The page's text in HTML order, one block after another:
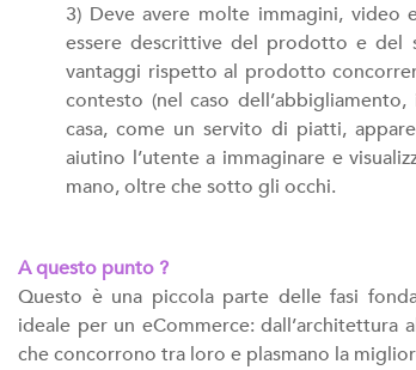
3) Deve avere molte immagini,
essere descrittive del prodotto e del
vantaggi rispetto al prodotto
contesto (nel caso
casa, come un servito di piatti,
aiutino l’utente a immaginare e
mano, oltre che sotto gli occhi.
A questo punto ?
Questo è una piccola parte delle fasi
ideale per un eCommerce: dall’architettura
che concorrono tra loro e plasmano la